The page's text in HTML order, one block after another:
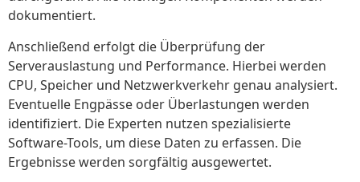
dokumentiert.
Anschließend erfolgt die Überprüfung der
Serverauslastung und Performance. Hierbei werden
CPU, Speicher und Netzwerkverkehr genau analysiert.
Eventuelle Engpässe oder Überlastungen werden
identifiziert. Die Experten nutzen spezialisierte
Software-Tools, um diese Daten zu erfassen. Die
Ergebnisse werden sorgfältig ausgewertet.